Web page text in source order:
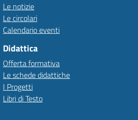
Le notizie
Le circolari
Calendario eventi
Didattica
Offerta formativa
Le schede didattiche
I Progetti
Libri di Testo